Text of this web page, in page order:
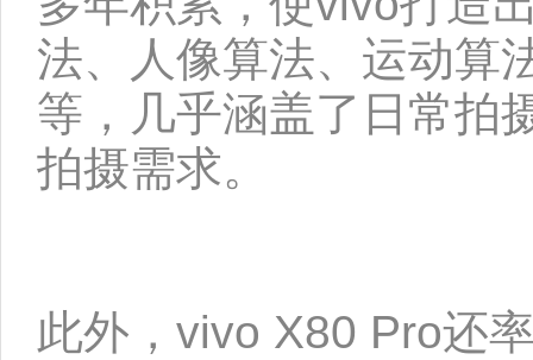
法、人像算法、运动算
等，几乎涵盖了日常拍
拍摄需求。
此外，vivo X80 Pro还